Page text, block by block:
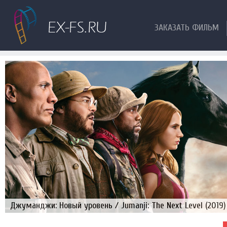
ЗАКАЗАТЬ ФИЛЬМ
Джуманджи: Новый уровень / Jumanji: The Next Level (2019)